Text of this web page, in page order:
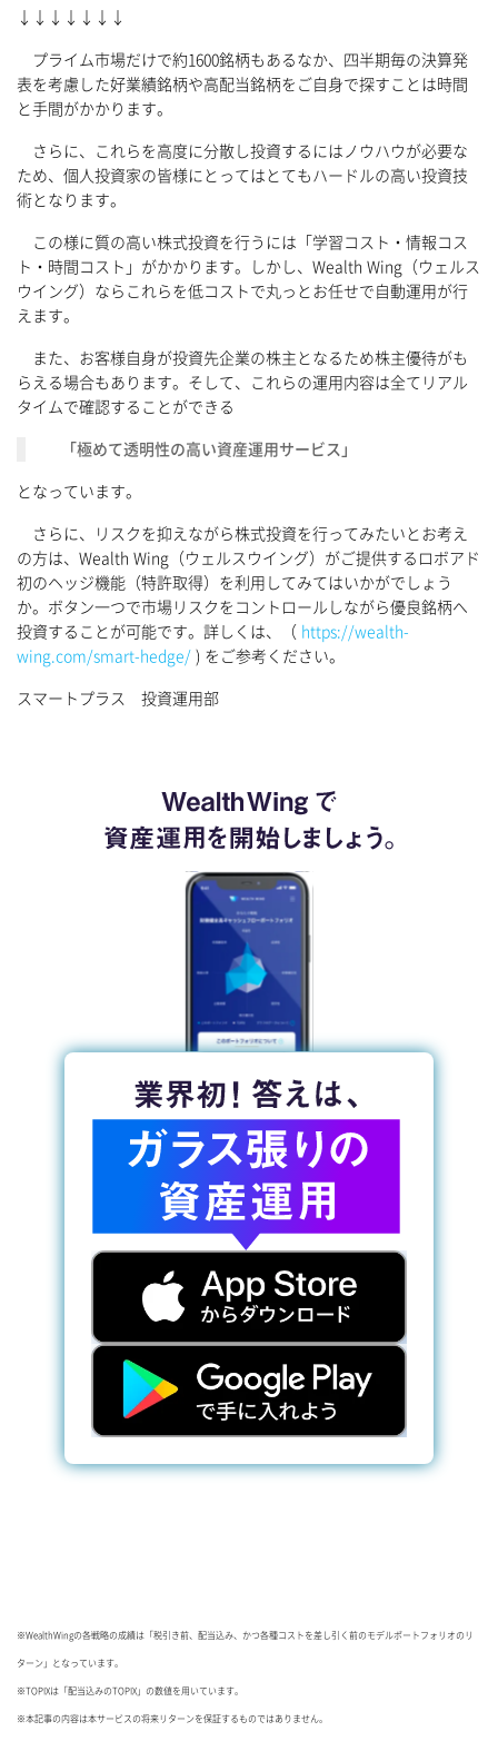
↓↓↓↓↓↓↓
プライム市場だけで約1600銘柄もあるなか、四半期毎の決算発
表を考慮した好業績銘柄や高配当銘柄をご自身で探すことは時間
と手間がかかります。
さらに、これらを高度に分散し投資するにはノウハウが必要な
ため、個人投資家の皆様にとってはとてもハードルの高い投資技
術となります。
この様に質の高い株式投資を行うには「学習コスト・情報コス
ト・時間コスト」がかかります。しかし、Wealth Wing（ウェルス
ウイング）ならこれらを低コストで丸っとお任せで自動運用が行
えます。
また、お客様自身が投資先企業の株主となるため株主優待がも
らえる場合もあります。そして、これらの運用内容は全てリアル
タイムで確認することができる
「極めて透明性の高い資産運用サービス」
となっています。
さらに、リスクを抑えながら株式投資を行ってみたいとお考え
の方は、Wealth Wing（ウェルスウイング）がご提供するロボアド
初のヘッジ機能（特許取得）を利用してみてはいかがでしょう
か。ボタン一つで市場リスクをコントロールしながら優良銘柄へ
投資することが可能です。詳しくは、（ https://wealth-
wing.com/smart-hedge/ ) をご参考ください。
スマートプラス 投資運用部
※WealthWingの各戦略の成績は「税引き前、配当込み、かつ各種コストを差し引く前のモデルポートフォリオのリ
ターン」となっています。
※TOPIXは「配当込みのTOPIX」の数値を用いています。
※本記事の内容は本サービスの将来リターンを保証するものではありません。